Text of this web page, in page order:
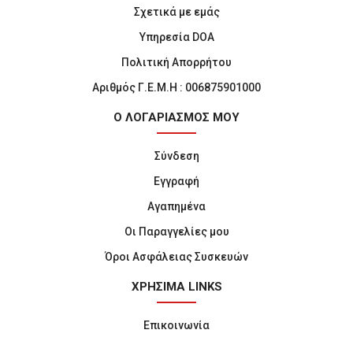
Σχετικά με εμάς
Υπηρεσία DOA
Πολιτική Απορρήτου
Αριθμός Γ.Ε.Μ.Η : 006875901000
Ο ΛΟΓΑΡΙΑΣΜΟΣ ΜΟΥ
Σύνδεση
Εγγραφή
Αγαπημένα
Οι Παραγγελίες μου
Όροι Ασφάλειας Συσκευών
ΧΡΗΣΙΜΑ LINKS
Επικοινωνία